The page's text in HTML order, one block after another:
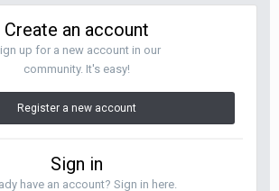
Create an account
up for a new account in our
community. It's easy!
Register a new account
Sign in
have an account? Sign in here.